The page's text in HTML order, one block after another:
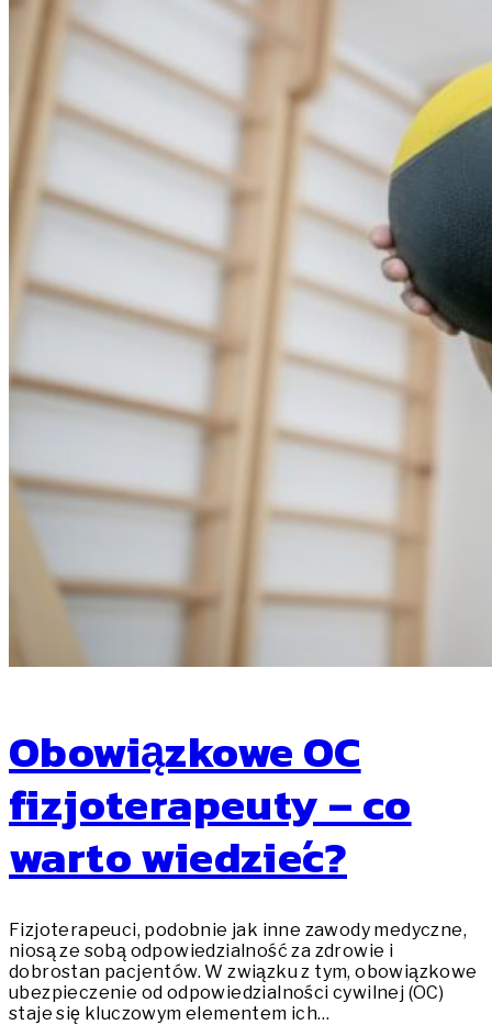
Obowiązkowe OC
fizjoterapeuty – co
warto wiedzieć?
Fizjoterapeuci, podobnie jak inne zawody medyczne,
niosą ze sobą odpowiedzialność za zdrowie i
dobrostan pacjentów. W związku z tym, obowiązkowe
ubezpieczenie od odpowiedzialności cywilnej (OC)
staje się kluczowym elementem ich…